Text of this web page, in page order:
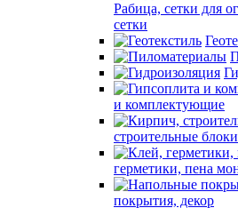
Рабица, сетки для
сетки
и комплектующие
строительные блоки
герметики, пена
покрытия, декор